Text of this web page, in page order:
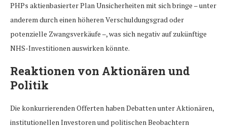
PHPs aktienbasierter Plan Unsicherheiten mit sich bringe – unter
anderem durch einen höheren Verschuldungsgrad oder
potenzielle Zwangsverkäufe –, was sich negativ auf zukünftige
NHS-Investitionen auswirken könnte.
Reaktionen von Aktionären und
Politik
Die konkurrierenden Offerten haben Debatten unter Aktionären,
institutionellen Investoren und politischen Beobachtern